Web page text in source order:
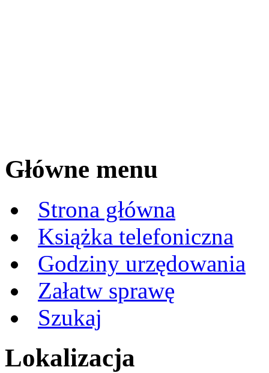
Główne menu
Strona główna
Książka telefoniczna
Godziny urzędowania
Załatw sprawę
Szukaj
Lokalizacja